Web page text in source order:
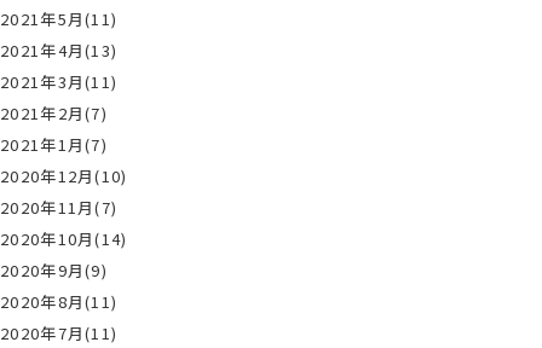
2021年5月(11)
2021年4月(13)
2021年3月(11)
2021年2月(7)
2021年1月(7)
2020年12月(10)
2020年11月(7)
2020年10月(14)
2020年9月(9)
2020年8月(11)
2020年7月(11)